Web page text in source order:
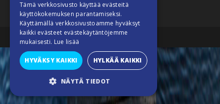
Suomiveneilee © 2026
Tämä verkkosivusto käyttää evästeitä
käyttökokemuksen parantamiseksi.
Käyttämällä verkkosivustoamme hyväksyt
kaikki evästeet evästekäytäntöjemme
mukaisesti. Lue lisää
HYVÄKSY KAIKKI HYLKÄÄ KAIKKI
NÄYTÄ TIEDOT
SUORITUSKYVYLLISET